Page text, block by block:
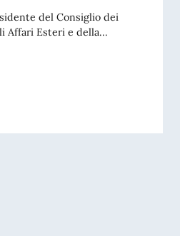
del Consiglio dei
Affari Esteri e della...
della tragedia di Marcinelle (70°